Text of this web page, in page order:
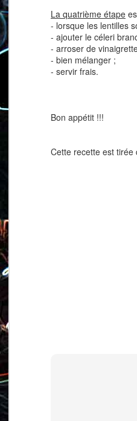
La quatrième étape
- lorsque les lentilles
- ajouter le céleri
- arroser de
- bien mélanger ;
- servir frais.
Bon appétit !!!
Cette recette est
Toast au chèvre, au